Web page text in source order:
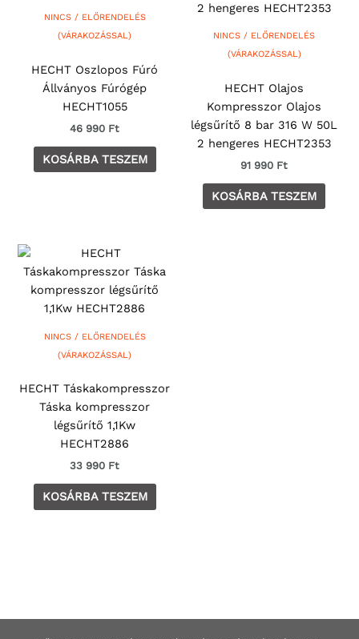
NINCS / ELŐRENDELÉS
(VÁRAKOZÁSSAL)
HECHT Oszlopos Fúró
Állványos Fúrógép
HECHT1055
46 990 Ft
KOSÁRBA TESZEM
NINCS / ELŐRENDELÉS
(VÁRAKOZÁSSAL)
HECHT Olajos
Kompresszor Olajos
légsűrítő 8 bar 316 W 50L
2 hengeres HECHT2353
91 990 Ft
KOSÁRBA TESZEM
NINCS / ELŐRENDELÉS
(VÁRAKOZÁSSAL)
HECHT Táskakompresszor
Táska kompresszor
légsűrítő 1,1Kw
HECHT2886
33 990 Ft
KOSÁRBA TESZEM